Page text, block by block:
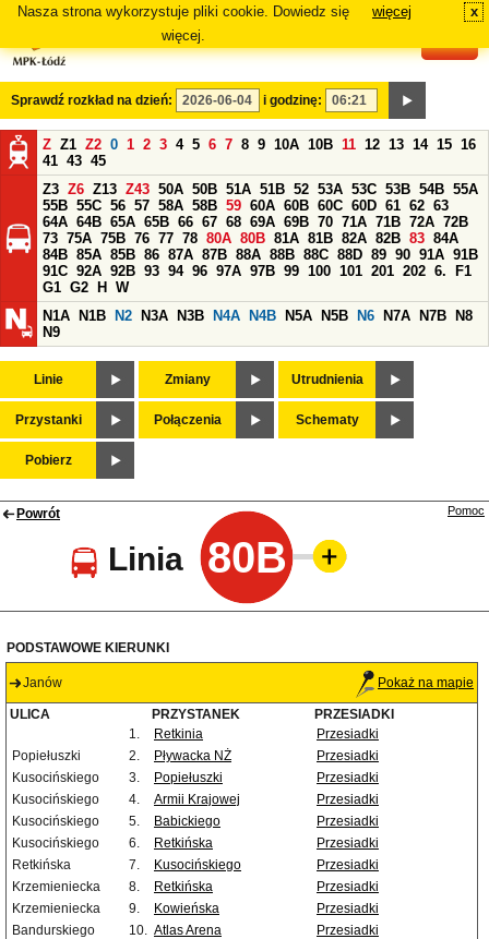
Nasza strona wykorzystuje pliki cookie. Dowiedz się
więcej.
więcej x
Sprawdź rozkład na dzień: i godzinę:
Z Z1 Z2 0 1 2 3 4 5 6 7 8 9 10A 10B 11 12 13 14 15 16
41 43 45
Z3 Z6 Z13 Z43 50A 50B 51A 51B 52 53A 53C 53B 54B 55A
55B 55C 56 57 58A 58B 59 60A 60B 60C 60D 61 62 63
64A 64B 65A 65B 66 67 68 69A 69B 70 71A 71B 72A 72B
73 75A 75B 76 77 78 80A 80B 81A 81B 82A 82B 83 84A
84B 85A 85B 86 87A 87B 88A 88B 88C 88D 89 90 91A 91B
91C 92A 92B 93 94 96 97A 97B 99 100 101 201 202 6.
F1
G1 G2 H
W
N1A
N1B N2 N3A N3B N4A N4B N5A N5B N6 N7A N7B
N8
N9
Linie Zmiany Utrudnienia
Przystanki Połączenia Schematy
Pobierz
Powrót
Linia 80B
Pomoc
PODSTAWOWE KIERUNKI
Janów Pokaż na mapie
ULICA PRZYSTANEK
PRZESIADKI
1.
Retkinia
Przesiadki
Popiełuszki
2. Pływacka NŻ
Przesiadki
Kusocińskiego
3. Popiełuszki
Przesiadki
Kusocińskiego
4. Armii Krajowej
Przesiadki
Kusocińskiego
5. Babickiego
Przesiadki
Kusocińskiego
6. Retkińska
Przesiadki
Retkińska
7. Kusocińskiego
Przesiadki
Krzemieniecka
8. Retkińska
Przesiadki
Krzemieniecka
9. Kowieńska
Przesiadki
Bandurskiego
10. Atlas Arena
Przesiadki